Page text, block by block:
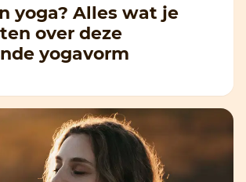
yoga? Alles wat je
over deze
yogavorm